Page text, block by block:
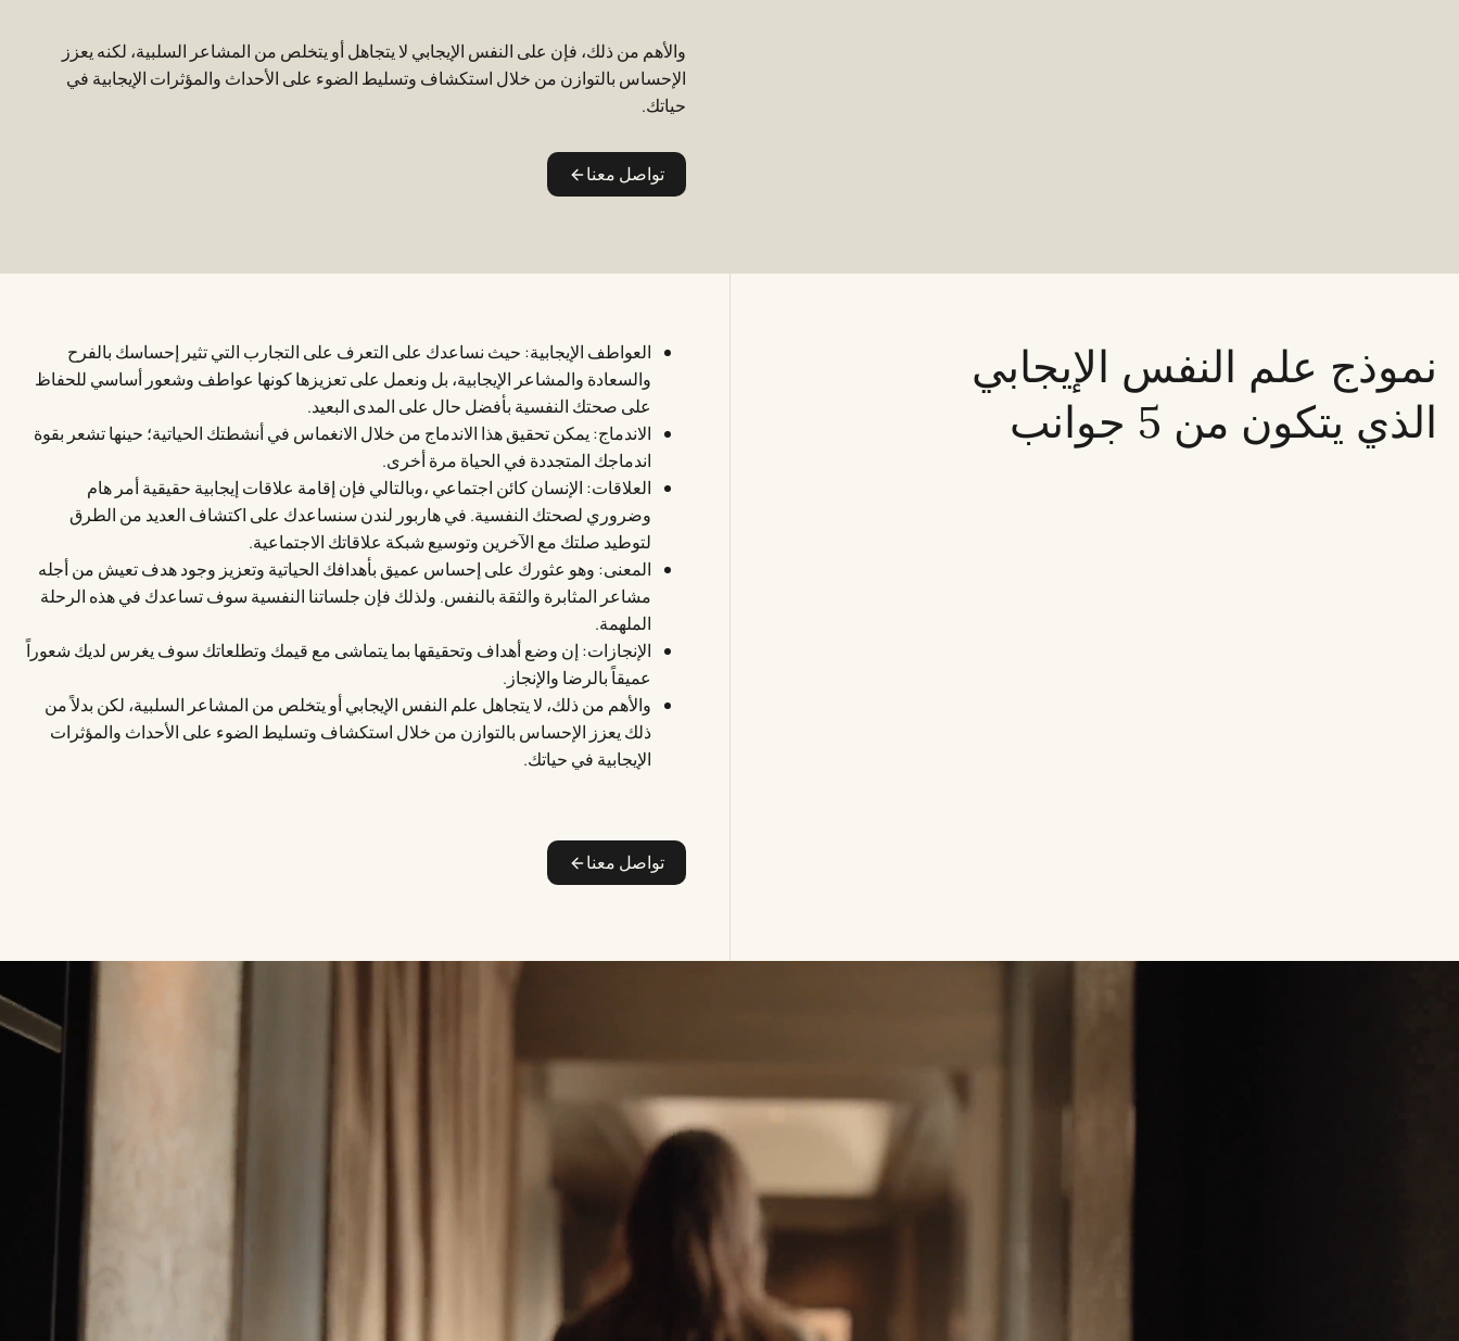
والأهم من ذلك، فإن على النفس الإيجابي لا يتجاهل أو يتخلص من المشاعر السلبية، لكنه يعزز
الإحساس بالتوازن من خلال استكشاف وتسليط الضوء على الأحداث والمؤثرات الإيجابية في
حياتك.
تواصل معنا
نموذج علم النفس الإيجابي
الذي يتكون من 5 جوانب
العواطف الإيجابية: حيث نساعدك على التعرف على التجارب التي تثير إحساسك بالفرح
والسعادة والمشاعر الإيجابية، بل ونعمل على تعزيزها كونها عواطف وشعور أساسي للحفاظ
على صحتك النفسية بأفضل حال على المدى البعيد.
الاندماج: يمكن تحقيق هذا الاندماج من خلال الانغماس في أنشطتك الحياتية؛ حينها تشعر بقوة
اندماجك المتجددة في الحياة مرة أخرى.
العلاقات: الإنسان كائن اجتماعي ،وبالتالي فإن إقامة علاقات إيجابية حقيقية أمر هام
وضروري لصحتك النفسية. في هاربور لندن سنساعدك على اكتشاف العديد من الطرق
لتوطيد صلتك مع الآخرين وتوسيع شبكة علاقاتك الاجتماعية.
المعنى: وهو عثورك على إحساس عميق بأهدافك الحياتية وتعزيز وجود هدف تعيش من أجله
مشاعر المثابرة والثقة بالنفس. ولذلك فإن جلساتنا النفسية سوف تساعدك في هذه الرحلة
الملهمة.
الإنجازات: إن وضع أهداف وتحقيقها بما يتماشى مع قيمك وتطلعاتك سوف يغرس لديك شعوراً
عميقاً بالرضا والإنجاز.
والأهم من ذلك، لا يتجاهل علم النفس الإيجابي أو يتخلص من المشاعر السلبية، لكن بدلاً من
ذلك يعزز الإحساس بالتوازن من خلال استكشاف وتسليط الضوء على الأحداث والمؤثرات
الإيجابية في حياتك.
تواصل معنا